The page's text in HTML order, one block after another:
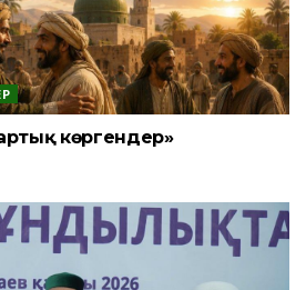
көргендер»